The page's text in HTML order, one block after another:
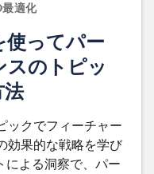
適化
ってパー
スのトピッ
法
ックでフィーチャー
効果的な戦略を学び
による洞察で、パー